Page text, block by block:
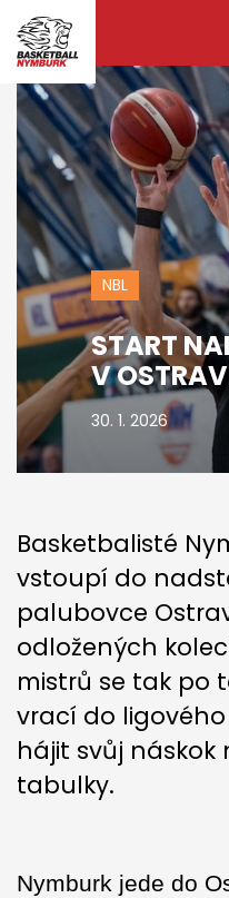
NBL
START
V
30. 1. 2026
Basketbalisté
vstoupí do
palubovce
odložených
mistrů se tak po
vrací do
hájit svůj
tabulky.
Nymburk jede do